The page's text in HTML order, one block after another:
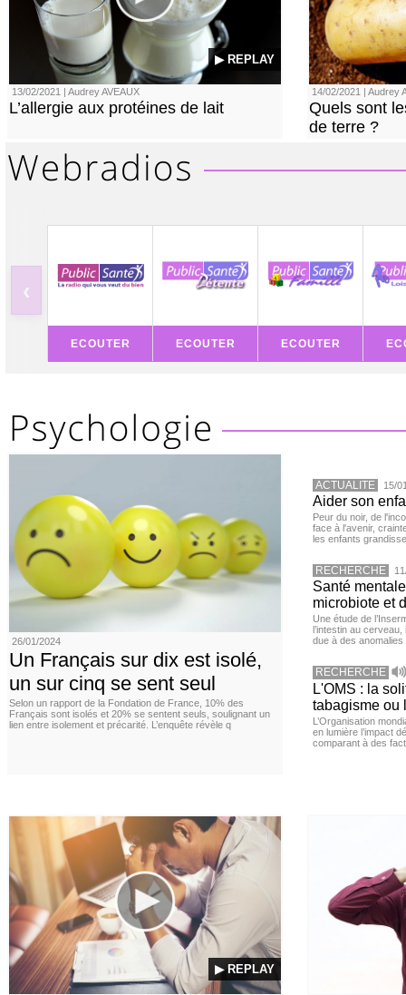
▶ REPLAY
13/02/2021 | Audrey AVEAUX
L’allergie aux protéines de lait
14/02/2021 | Audrey
Quels sont
de terre ?
‹
ECOUTER ECOUTER ECOUTER
26/01/2024
Un Français sur dix est isolé,
un sur cinq se sent seul
Selon un rapport de la Fondation de France, 10% des
Français sont isolés et 20% se sentent seuls, soulignant un
lien entre isolement et précarité. L’enquête révèle q
ACTUALITE 15/
Aider son
Peur du noir, de
face à l'avenir,
les enfants
RECHERCHE
Santé
microbiote et
Une étude de
l’intestin au
due à des
RECHERCHE
L'OMS : la
tabagisme ou
L’Organisation
en lumière l’impact
comparant à des
▶ REPLAY